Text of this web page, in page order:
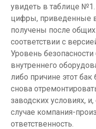
увидеть в таблице №1.
цифры, приведенные
получены после
соответствии с
Уровень безопасности
внутреннего
либо причине этот
снова
заводских условиях,
случае компания-
ответственность.